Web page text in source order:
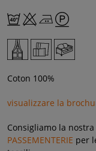
Coton 100%
visualizzare la
Consigliamo la
PASSEMENTERIE per